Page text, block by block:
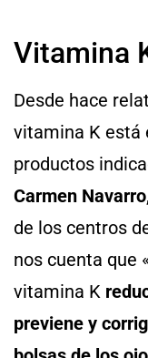
Vitamina
Desde hace
vitamina K está
productos
Carmen Navarro
de los centros
nos cuenta que
vitamina K
previene y